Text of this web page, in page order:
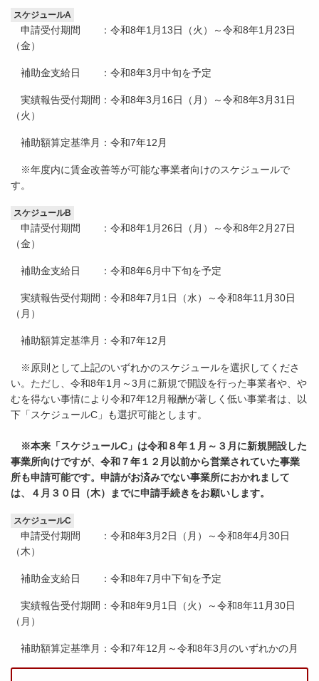
スケジュールA
申請受付期間 ：令和8年1月13日（火）～令和8年1月23日
（金）
補助金支給日 ：令和8年3月中旬を予定
実績報告受付期間：令和8年3月16日（月）～令和8年3月31日
（火）
補助額算定基準月：令和7年12月
※年度内に賃金改善等が可能な事業者向けのスケジュールで
す。
スケジュールB
申請受付期間 ：令和8年1月26日（月）～令和8年2月27日
（金）
補助金支給日 ：令和8年6月中下旬を予定
実績報告受付期間：令和8年7月1日（水）～令和8年11月30日
（月）
補助額算定基準月：令和7年12月
※原則として上記のいずれかのスケジュールを選択してくださ
い。ただし、令和8年1月～3月に新規で開設を行った事業者や、や
むを得ない事情により令和7年12月報酬が著しく低い事業者は、以
下「スケジュールC」も選択可能とします。
※本来「スケジュールC」は令和８年１月～３月に新規開設した
事業所向けですが、令和７年１２月以前から営業されていた事業
所も申請可能です。申請がお済みでない事業所におかれまして
は、４月３０日（木）までに申請手続きをお願いします。
スケジュールC
申請受付期間 ：令和8年3月2日（月）～令和8年4月30日
（木）
補助金支給日 ：令和8年7月中下旬を予定
実績報告受付期間：令和8年9月1日（火）～令和8年11月30日
（月）
補助額算定基準月：令和7年12月～令和8年3月のいずれかの月